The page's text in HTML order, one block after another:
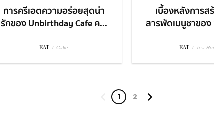
การครีเอตความอร่อยสุดน่า
รักของ Unbirthday Cafe ค...
EAT / Cake
เบื้องหลังการส
สารพัดเมนูชาของ
EAT / Tea
1 2